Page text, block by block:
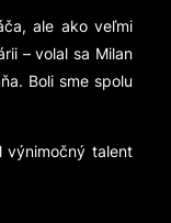
ale ako veľmi
– volal sa Milan
Boli sme spolu
výnimočný talent